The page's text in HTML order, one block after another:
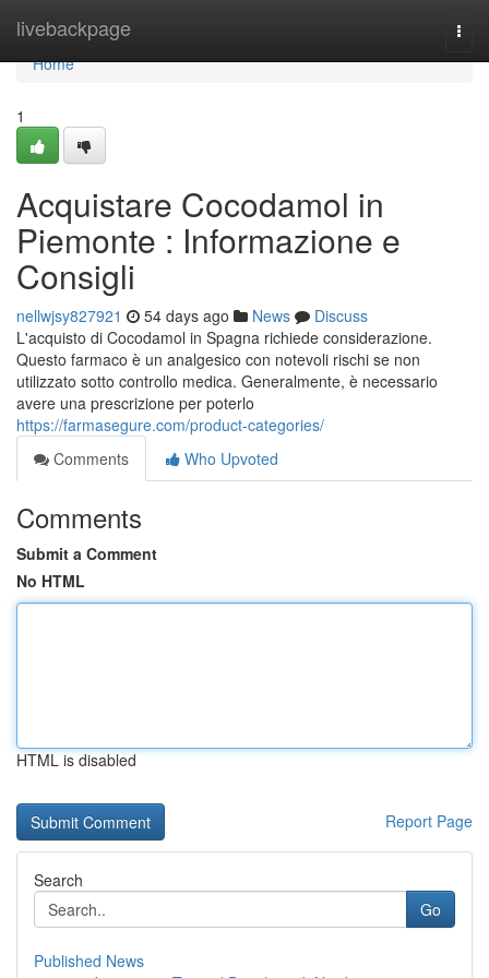
livebackpage
Home
Home
1
Acquistare Cocodamol in
Piemonte : Informazione e
Consigli
nellwjsy827921 54 days ago News
Discuss
L'acquisto di Cocodamol in Spagna richiede considerazione.
Questo farmaco è un analgesico con notevoli rischi se non
utilizzato sotto controllo medica. Generalmente, è necessario
avere una prescrizione per poterlo
https://farmasegure.com/product-categories/
Comments
Who Upvoted
Comments
Submit a Comment
No HTML
HTML is disabled
Report Page
Search
Go
Published News